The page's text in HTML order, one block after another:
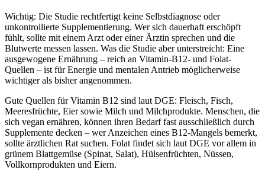
Wichtig: Die Studie rechtfertigt keine Selbstdiagnose oder
unkontrollierte Supplementierung. Wer sich dauerhaft erschöpft
fühlt, sollte mit einem Arzt oder einer Ärztin sprechen und die
Blutwerte messen lassen. Was die Studie aber unterstreicht: Eine
ausgewogene Ernährung – reich an Vitamin-B12- und Folat-
Quellen – ist für Energie und mentalen Antrieb möglicherweise
wichtiger als bisher angenommen.
Gute Quellen für Vitamin B12 sind laut DGE: Fleisch, Fisch,
Meeresfrüchte, Eier sowie Milch und Milchprodukte. Menschen, die
sich vegan ernähren, können ihren Bedarf fast ausschließlich durch
Supplemente decken – wer Anzeichen eines B12-Mangels bemerkt,
sollte ärztlichen Rat suchen. Folat findet sich laut DGE vor allem in
grünem Blattgemüse (Spinat, Salat), Hülsenfrüchten, Nüssen,
Vollkornprodukten und Eiern.